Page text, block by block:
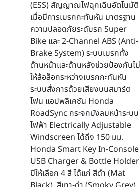
(ESS) สัญญาณไฟฉุกเฉินอัตโนมัติ
เมื่อมีการเบรกกะทันหัน มาตรฐาน
ความปลอดภัยระดับรถ Super
Bike และ 2-Channel ABS (Anti-
Brake System) ระบบเบรกทั้ง
ด้านหน้าและด้านหลังช่วยป้องกันไม่
ให้ล้อล็อกระหว่างเบรกกะทันหัน
ระบบสั่งการด้วยเสียงบนสมาร์ต
โฟน แอปพลิเคชัน Honda
RoadSync กระจกบังลมหน้าระบบ
ไฟฟ้า Electrically Adjustable
Windscreen ได้ถึง 150 มม.
Honda Smart Key In-Console
USB Charger & Bottle Holder
มีให้เลือก 4 สี ได้แก่ สีดำ (Mat